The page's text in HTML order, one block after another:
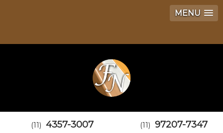
MENU
(11) 4357-3007 (11) 97207-7347